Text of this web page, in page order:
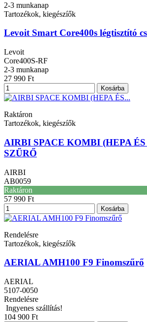
2-3 munkanap
Tartozékok, kiegészíők
Levoit Smart Core400s légtisztító
Levoit
Core400S-RF
2-3 munkanap
27 990 Ft
Kosárba
Raktáron
Tartozékok, kiegészíők
AIRBI SPACE KOMBI (HEPA
SZŰRŐ
AIRBI
AB0059
Raktáron
57 990 Ft
Kosárba
Rendelésre
Tartozékok, kiegészíők
AERIAL AMH100 F9 Finomszűrő
AERIAL
5107-0050
Rendelésre
Ingyenes szállítás!
104 900 Ft